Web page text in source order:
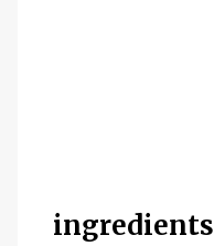
ingredients